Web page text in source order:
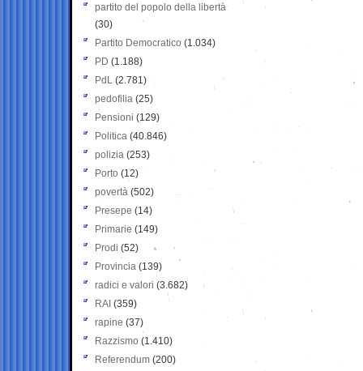
partito del popolo della libertà
(30)
Partito Democratico (1.034)
PD (1.188)
PdL (2.781)
pedofilia (25)
Pensioni (129)
Politica (40.846)
polizia (253)
Porto (12)
povertà (502)
Presepe (14)
Primarie (149)
Prodi (52)
Provincia (139)
radici e valori (3.682)
RAI (359)
rapine (37)
Razzismo (1.410)
Referendum (200)